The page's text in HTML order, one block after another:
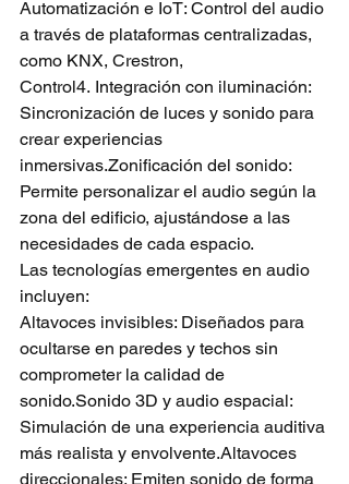
Automatización e IoT: Control del audio
a través de plataformas centralizadas,
como KNX, Crestron,
Control4. Integración con iluminación:
Sincronización de luces y sonido para
crear experiencias
inmersivas.Zonificación del sonido:
Permite personalizar el audio según la
zona del edificio, ajustándose a las
necesidades de cada espacio.
Las tecnologías emergentes en audio
incluyen:
Altavoces invisibles: Diseñados para
ocultarse en paredes y techos sin
comprometer la calidad de
sonido.Sonido 3D y audio espacial:
Simulación de una experiencia auditiva
más realista y envolvente.Altavoces
direccionales: Emiten sonido de forma